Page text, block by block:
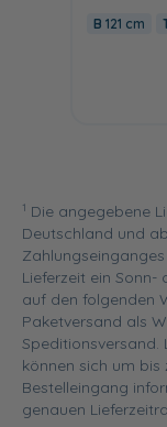
121 cm
1 Die angegebene
Deutschland und
Lieferzeit ein
auf den folgenden
Paketversand als
Speditionsversand.
können sich um bis
Bestelleingang
genauen